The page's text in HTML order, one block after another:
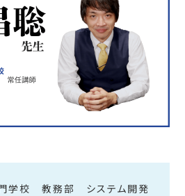
学校 教務部 システム開発